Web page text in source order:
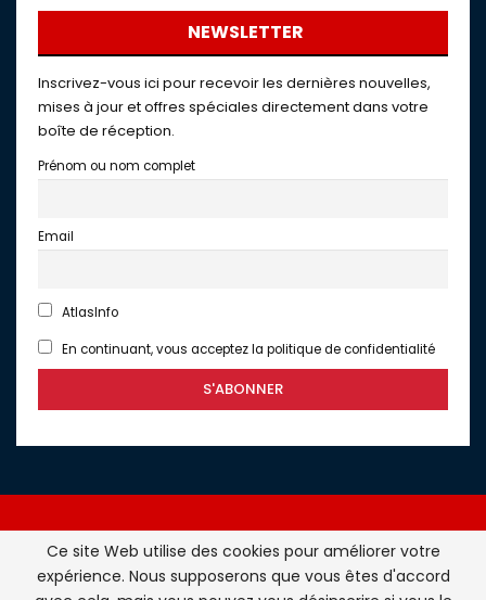
NEWSLETTER
Inscrivez-vous ici pour recevoir les dernières nouvelles,
mises à jour et offres spéciales directement dans votre
boîte de réception.
Prénom ou nom complet
Email
AtlasInfo
En continuant, vous acceptez la politique de confidentialité
Atlasinfo.fr : l'essentiel de l'actualité de la France et du
Ce site Web utilise des cookies pour améliorer votre
expérience. Nous supposerons que vous êtes d'accord